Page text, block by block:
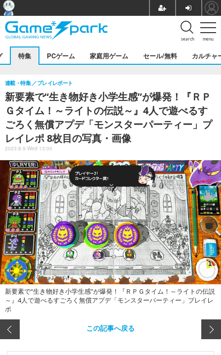
menu
search
特集 PCゲーム 家庭用ゲーム セール/無料 カルチャ
新要素で“生き物好き小学生感”が爆発！『ＲＰ
Ｇタイム！～ライトの伝説～』4人で遊べるす
ごろく無償アプデ「モンスターパーティー」プ
レイレポ 8枚目の写真・画像
連載・特集 プレイレポート
2023.8.9 Wed 13:00
新要素で“生き物好き小学生感”が爆発！『ＲＰＧタイム！～ライトの伝説
～』4人で遊べるすごろく無償アプデ「モンスターパーティー」プレイレ
ポ
この記事へ戻る